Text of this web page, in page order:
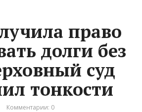
право
долги без
суд
тонкости
Комментарии: 0